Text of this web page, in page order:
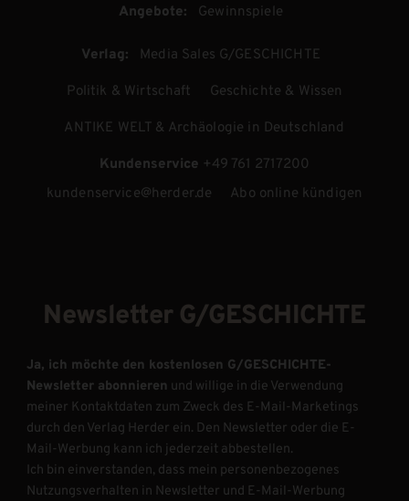
Angebote: Gewinnspiele
Verlag: Media Sales G/GESCHICHTE
Politik & Wirtschaft Geschichte & Wissen
ANTIKE WELT & Archäologie in Deutschland
Kundenservice +49 761 2717200
kundenservice@herder.de
Abo online kündigen
Newsletter G/GESCHICHTE
Ja, ich möchte den kostenlosen G/GESCHICHTE-
Newsletter abonnieren und willige in die Verwendung
meiner Kontaktdaten zum Zweck des E-Mail-Marketings
durch den Verlag Herder ein. Den Newsletter oder die E-
Mail-Werbung kann ich jederzeit abbestellen.
Ich bin einverstanden, dass mein personenbezogenes
Nutzungsverhalten in Newsletter und E-Mail-Werbung